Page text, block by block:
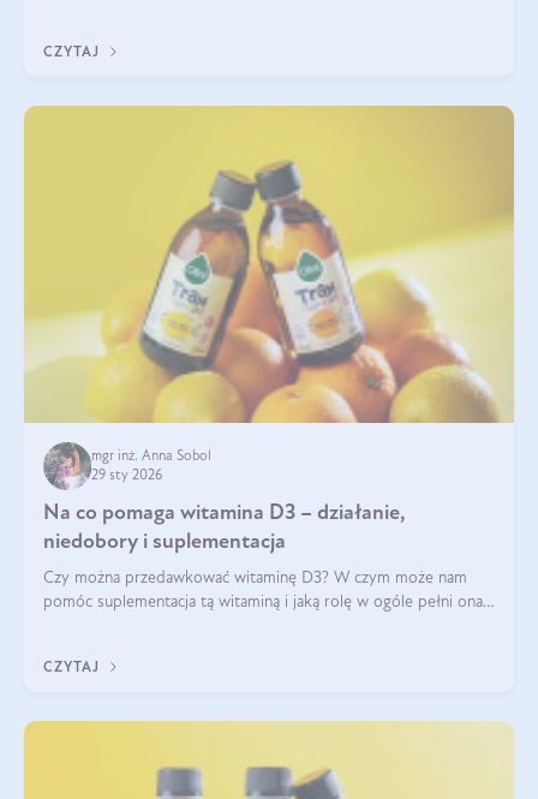
wyjaśnimy.
CZYTAJ
mgr inż. Anna Sobol
29 sty 2026
Na co pomaga witamina D3 – działanie,
niedobory i suplementacja
Czy można przedawkować witaminę D3? W czym może nam
pomóc suplementacja tą witaminą i jaką rolę w ogóle pełni ona
robić?
CZYTAJ